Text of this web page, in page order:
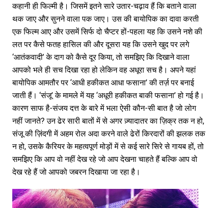
कहानी ही फिल्मी है। जिसमें इतने सारे उतार-चढ़ाव हैं कि बताने वाला
थक जाए और सुनने वाला पक जाए। उस की बायोपिक का दावा करती
एक फिल्म आए और उसमें सिर्फ दो चैप्टर हों-पहला यह कि उसने नशे की
लत पर कैसे फतह हासिल की और दूसरा यह कि उसने खुद पर लगे
‘आतंकवादी’ के दाग को कैसे दूर किया, तो समझिए कि दिखाने वाला
आपको भले ही सच दिखा रहा हो लेकिन वह अधूरा सच है। अपने यहां
बायोपिक आमतौर पर ‘आधी हकीकत आधा फसाना’ की तर्ज़ पर बनाई
जाती हैं। ‘संजू’ के मामले में यह ‘अधूरी हकीकत बाकी फसाना’ हो गई है।
कारण साफ है-संजय दत्त के बारे में भला ऐसी कौन-सी बात है जो लोग
नहीं जानते? उन ढेर सारी बातों में से अगर ज़्यादातर का ज़िक्र तक न हो,
संजू की ज़िंदगी में अहम रोल अदा करने वाले ढेरों किरदारों की झलक तक
न हो, उसके कैरियर के महत्वपूर्ण मोड़ों में से कई सारे सिरे से गायब हों, तो
समझिए कि आप वो नहीं देख रहे जो आप देखना चाहते हैं बल्कि आप वो
देख रहे हैं जो आपको जबरन दिखाया जा रहा है।